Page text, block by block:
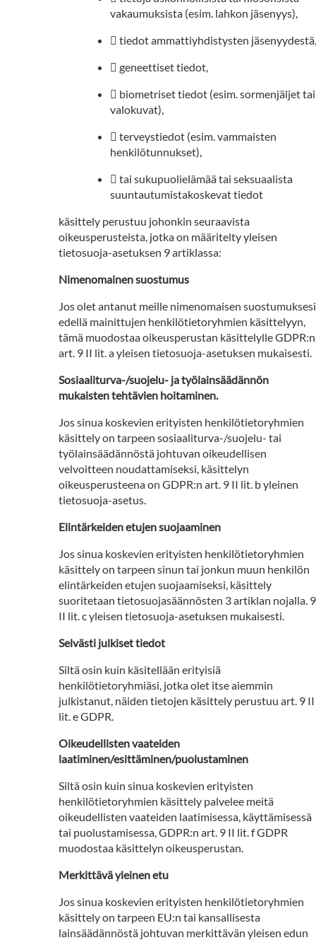
vakaumuksista (esim. lahkon jäsenyys),
 tiedot ammattiyhdistysten jäsenyydestä,
 geneettiset tiedot,
 biometriset tiedot (esim. sormenjäljet tai
valokuvat),
 terveystiedot (esim. vammaisten
henkilötunnukset),
 tai sukupuolielämää tai seksuaalista
suuntautumistakoskevat tiedot
käsittely perustuu johonkin seuraavista
oikeusperusteista, jotka on määritelty yleisen
tietosuoja-asetuksen 9 artiklassa:
Nimenomainen suostumus
Jos olet antanut meille nimenomaisen suostumuksesi
edellä mainittujen henkilötietoryhmien käsittelyyn,
tämä muodostaa oikeusperustan käsittelylle GDPR:n
art. 9 II lit. a yleisen tietosuoja-asetuksen mukaisesti.
Sosiaaliturva-/suojelu- ja työlainsäädännön
mukaisten tehtävien hoitaminen.
Jos sinua koskevien erityisten henkilötietoryhmien
käsittely on tarpeen sosiaaliturva-/suojelu- tai
työlainsäädännöstä johtuvan oikeudellisen
velvoitteen noudattamiseksi, käsittelyn
oikeusperusteena on GDPR:n art. 9 II lit. b yleinen
tietosuoja-asetus.
Elintärkeiden etujen suojaaminen
Jos sinua koskevien erityisten henkilötietoryhmien
käsittely on tarpeen sinun tai jonkun muun henkilön
elintärkeiden etujen suojaamiseksi, käsittely
suoritetaan tietosuojasäännösten 3 artiklan nojalla. 9
II lit. c yleisen tietosuoja-asetuksen mukaisesti.
Selvästi julkiset tiedot
Siltä osin kuin käsitellään erityisiä
henkilötietoryhmiäsi, jotka olet itse aiemmin
julkistanut, näiden tietojen käsittely perustuu art. 9 II
lit. e GDPR.
Oikeudellisten vaateiden
laatiminen/esittäminen/puolustaminen
Siltä osin kuin sinua koskevien erityisten
henkilötietoryhmien käsittely palvelee meitä
oikeudellisten vaateiden laatimisessa, käyttämisessä
tai puolustamisessa, GDPR:n art. 9 II lit. f GDPR
muodostaa käsittelyn oikeusperustan.
Merkittävä yleinen etu
Jos sinua koskevien erityisten henkilötietoryhmien
käsittely on tarpeen EU:n tai kansallisesta
lainsäädännöstä johtuvan merkittävän yleisen edun